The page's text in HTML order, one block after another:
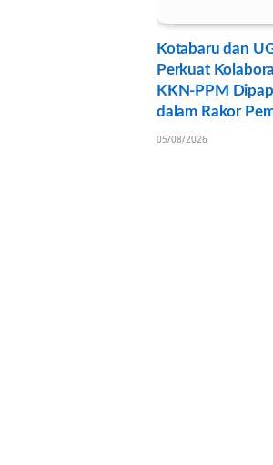
Kotabaru dan
Perkuat
KKN-PPM
dalam Rakor
05/08/2026